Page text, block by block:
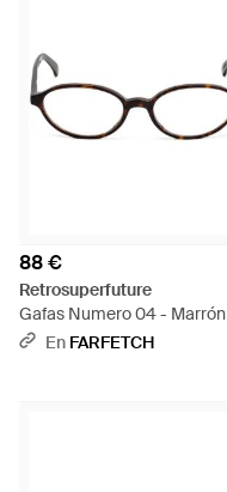
88 €
Retrosuperfuture
Gafas Numero 04 - Marrón
En FARFETCH